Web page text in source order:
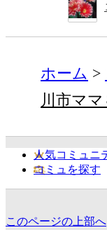
ホーム
川市マ
人気コミュニ
コミュを探す
このページの上部へ